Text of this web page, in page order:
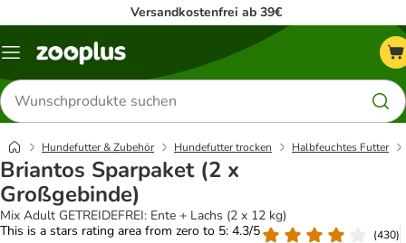
Versandkostenfrei ab 39€
Menü
Produkte
suchen
Hundefutter & Zubehör Hundefutter trocken Halbfeuchtes Futter
Briantos Sparpaket (2 x
Großgebinde)
Mix Adult GETREIDEFREI: Ente + Lachs (2 x 12 kg)
This is a stars rating area from zero to 5: 4.3/5
(430)